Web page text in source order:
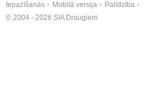
Iepazīšanās Mobilā versija Palīdzība
© 2004 - 2026 SIA Draugiem